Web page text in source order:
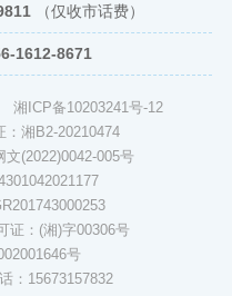
（仅收市话费）
1612-8671
湘ICP备10203241号-12
湘B2-20210474
(2022)0042-005号
证：(湘)字00306号
号
：15673157832